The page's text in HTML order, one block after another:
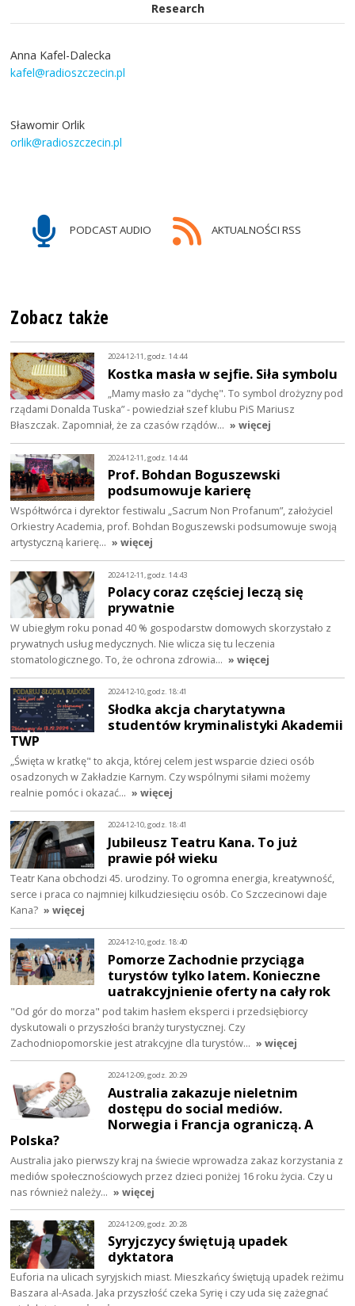
Research
Anna Kafel-Dalecka
kafel@radioszczecin.pl
Sławomir Orlik
orlik@radioszczecin.pl
PODCAST AUDIO AKTUALNOŚCI RSS
Zobacz także
2024-12-11, godz. 14:44
Kostka masła w sejfie. Siła symbolu
„Mamy masło za "dychę". To symbol drożyzny pod
rządami Donalda Tuska” - powiedział szef klubu PiS Mariusz
Błaszczak. Zapomniał, że za czasów rządów… » więcej
2024-12-11, godz. 14:44
Prof. Bohdan Boguszewski
podsumowuje karierę
Współtwórca i dyrektor festiwalu „Sacrum Non Profanum”, założyciel
Orkiestry Academia, prof. Bohdan Boguszewski podsumowuje swoją
artystyczną karierę… » więcej
2024-12-11, godz. 14:43
Polacy coraz częściej leczą się
prywatnie
W ubiegłym roku ponad 40 % gospodarstw domowych skorzystało z
prywatnych usług medycznych. Nie wlicza się tu leczenia
stomatologicznego. To, że ochrona zdrowia… » więcej
2024-12-10, godz. 18:41
Słodka akcja charytatywna
studentów kryminalistyki Akademii
TWP
„Święta w kratkę" to akcja, której celem jest wsparcie dzieci osób
osadzonych w Zakładzie Karnym. Czy wspólnymi siłami możemy
realnie pomóc i okazać… » więcej
2024-12-10, godz. 18:41
Jubileusz Teatru Kana. To już
prawie pół wieku
Teatr Kana obchodzi 45. urodziny. To ogromna energia, kreatywność,
serce i praca co najmniej kilkudziesięciu osób. Co Szczecinowi daje
Kana? » więcej
2024-12-10, godz. 18:40
Pomorze Zachodnie przyciąga
turystów tylko latem. Konieczne
uatrakcyjnienie oferty na cały rok
"Od gór do morza" pod takim hasłem eksperci i przedsiębiorcy
dyskutowali o przyszłości branży turystycznej. Czy
Zachodniopomorskie jest atrakcyjne dla turystów… » więcej
2024-12-09, godz. 20:29
Australia zakazuje nieletnim
dostępu do social mediów.
Norwegia i Francja ograniczą. A
Polska?
Australia jako pierwszy kraj na świecie wprowadza zakaz korzystania z
mediów społecznościowych przez dzieci poniżej 16 roku życia. Czy u
nas również należy… » więcej
2024-12-09, godz. 20:28
Syryjczycy świętują upadek
dyktatora
Euforia na ulicach syryjskich miast. Mieszkańcy świętują upadek reżimu
Baszara al-Asada. Jaka przyszłość czeka Syrię i czy uda się zażegnać